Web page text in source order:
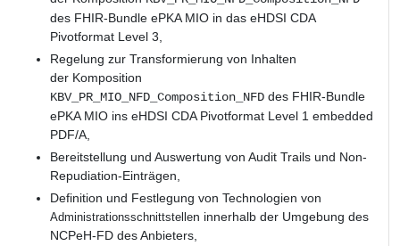
des FHIR-Bundle ePKA MIO in das eHDSI CDA
Pivotformat Level 3,
Regelung zur Transformierung von Inhalten
der Komposition
KBV_PR_MIO_NFD_Composition_NFD des FHIR-Bundle
ePKA MIO ins eHDSI CDA Pivotformat Level 1 embedded
PDF/A,
Bereitstellung und Auswertung von Audit Trails und Non-
Repudiation-Einträgen,
Definition und Festlegung von Technologien von
Administrationsschnittstellen innerhalb der Umgebung des
NCPeH-FD des Anbieters,